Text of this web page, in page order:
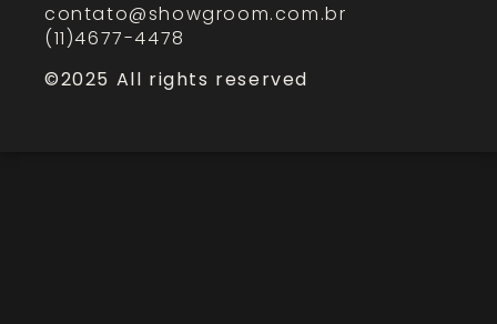
contato@showgroom.com.br
(11)4677-4478
©2025 All rights reserved